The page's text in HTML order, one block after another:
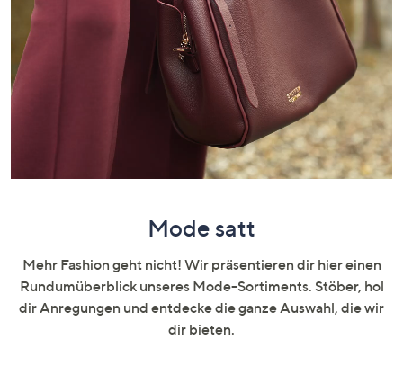
oder
wischen
Sie
auf
anzuzeigen.
Mode satt
Mehr Fashion geht nicht! Wir präsentieren dir hier einen
Rundumüberblick unseres Mode-Sortiments. Stöber, hol
dir Anregungen und entdecke die ganze Auswahl, die wir
dir bieten.